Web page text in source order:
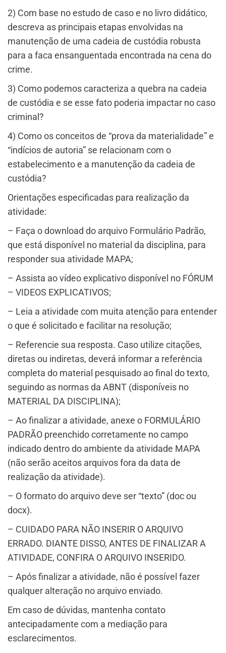
​2) Com base no estudo de caso e no livro didático,
descreva as principais etapas envolvidas na
manutenção de uma cadeia de custódia robusta
para a faca ensanguentada encontrada na cena do
crime.
​3) Como podemos caracteriza a quebra na cadeia
de custódia e se esse fato poderia impactar no caso
criminal?
​4) Como os conceitos de “prova da materialidade” e
“indícios de autoria” se relacionam com o
estabelecimento e a manutenção da cadeia de
custódia?
Orientações especificadas para realização da
atividade:
– Faça o download do arquivo Formulário Padrão,
que está disponível no material da disciplina, para
responder sua atividade MAPA;
– Assista ao vídeo explicativo disponível no FÓRUM
– VIDEOS EXPLICATIVOS;
– Leia a atividade com muita atenção para entender
o que é solicitado e facilitar na resolução;
– Referencie sua resposta. Caso utilize citações,
diretas ou indiretas, deverá informar a referência
completa do material pesquisado ao final do texto,
seguindo as normas da ABNT (disponíveis no
MATERIAL DA DISCIPLINA);
– Ao finalizar a atividade, anexe o FORMULÁRIO
PADRÃO preenchido corretamente no campo
indicado dentro do ambiente da atividade MAPA
(não serão aceitos arquivos fora da data de
realização da atividade).
– O formato do arquivo deve ser “texto” (doc ou
docx).
– CUIDADO PARA NÃO INSERIR O ARQUIVO
ERRADO. DIANTE DISSO, ANTES DE FINALIZAR A
ATIVIDADE, CONFIRA O ARQUIVO INSERIDO.
– Após finalizar a atividade, não é possível fazer
qualquer alteração no arquivo enviado.
Em caso de dúvidas, mantenha contato
antecipadamente com a mediação para
esclarecimentos.